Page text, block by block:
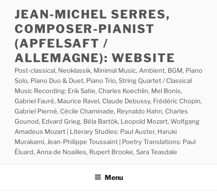
content
JEAN-MICHEL SERRES,
COMPOSER-PIANIST
(APFELSAFT /
ALLEMAGNE): WEBSITE
Post-classical, Neoklassik, Minimal Music, Ambient, BGM, Piano
Solo, Piano Duo & Duet, Piano Trio, String Quartet / Classical
Music Recording: Erik Satie, Charles Koechlin, Mel Bonis,
Gabriel Fauré, Maurice Ravel, Claude Debussy, Frédéric Chopin,
Gabriel Pierné, Cécile Chaminade, Reynaldo Hahn, Charles
Gounod, Edvard Grieg, Béla Bartók, Leopold Mozart, Wolfgang
Amadeus Mozart | Literary Studies: Paul Auster, Haruki
Murakami, Jean-Philippe Toussaint | Poetry Translations: Paul
Éluard, Anna de Noailles, Rupert Brooke, Sara Teasdale
Menu